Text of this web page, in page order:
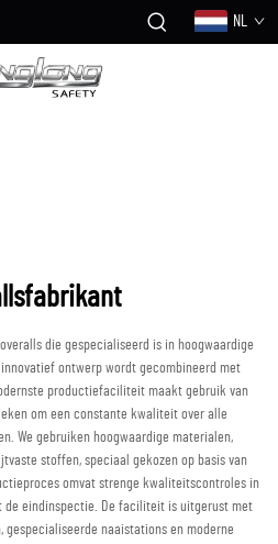
NL
die gespecialiseerd is in hoogwaardige
ontwerp wordt gecombineerd met
productiefaciliteit maakt gebruik van
om een constante kwaliteit over alle
We gebruiken hoogwaardige materialen,
stoffen, speciaal gekozen op basis van
omvat strenge kwaliteitscontroles in
eindinspectie. De faciliteit is uitgerust met
gespecialiseerde naaistations en moderne